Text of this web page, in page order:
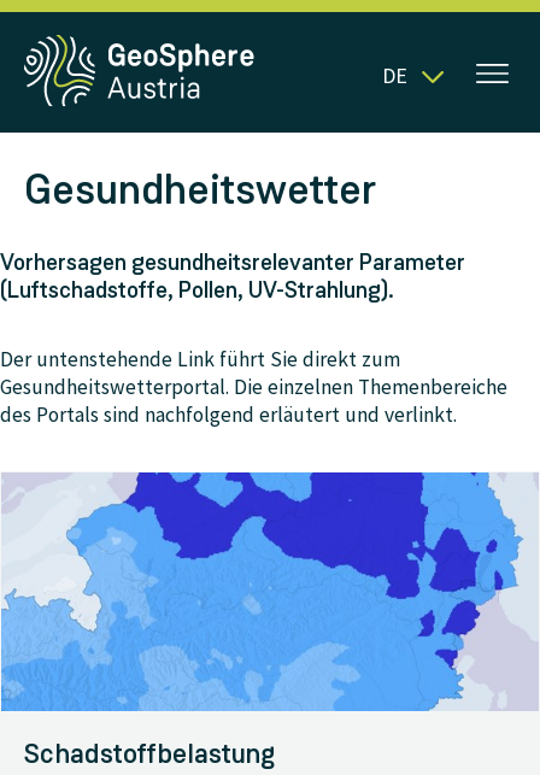
DE
Gesundheitswetter
Vorhersagen gesundheitsrelevanter Parameter
(Luftschadstoffe, Pollen, UV-Strahlung).
Der untenstehende Link führt Sie direkt zum
Gesundheitswetterportal. Die einzelnen Themenbereiche
des Portals sind nachfolgend erläutert und verlinkt.
Schadstoffbelastung